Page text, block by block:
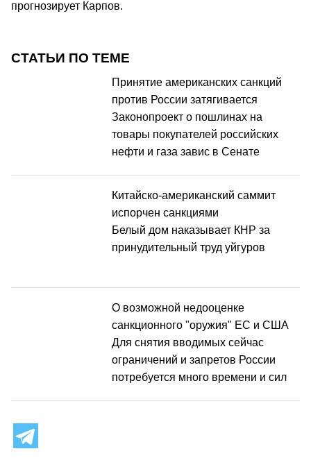
прогнозирует Карпов.
СТАТЬИ ПО ТЕМЕ
Принятие американских санкций
против России затягивается
Законопроект о пошлинах на
товары покупателей российских
нефти и газа завис в Сенате
Китайско-американский саммит
испорчен санкциями
Белый дом наказывает КНР за
принудительный труд уйгуров
О возможной недооценке
санкционного "оружия" ЕС и США
Для снятия вводимых сейчас
ограничений и запретов России
потребуется много времени и сил